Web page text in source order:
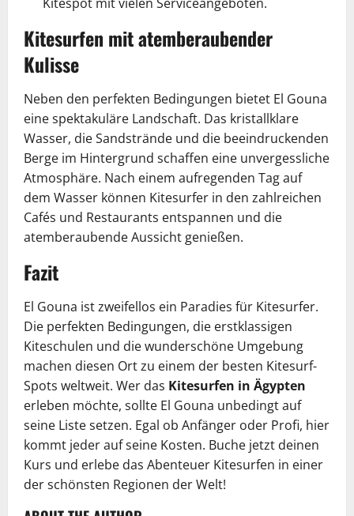
Kitesurfen mit atemberaubender
Kulisse
Neben den perfekten Bedingungen bietet El Gouna
eine spektakuläre Landschaft. Das kristallklare
Wasser, die Sandstrände und die beeindruckenden
Berge im Hintergrund schaffen eine unvergessliche
Atmosphäre. Nach einem aufregenden Tag auf
dem Wasser können Kitesurfer in den zahlreichen
Cafés und Restaurants entspannen und die
atemberaubende Aussicht genießen.
Fazit
El Gouna ist zweifellos ein Paradies für Kitesurfer.
Die perfekten Bedingungen, die erstklassigen
Kiteschulen und die wunderschöne Umgebung
machen diesen Ort zu einem der besten Kitesurf-
Spots weltweit. Wer das Kitesurfen in Ägypten
erleben möchte, sollte El Gouna unbedingt auf
seine Liste setzen. Egal ob Anfänger oder Profi, hier
kommt jeder auf seine Kosten. Buche jetzt deinen
Kurs und erlebe das Abenteuer Kitesurfen in einer
der schönsten Regionen der Welt!